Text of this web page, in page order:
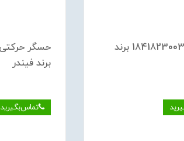
دتکتور184182300300 برند
برند فیندر
تماس‌بگیرید